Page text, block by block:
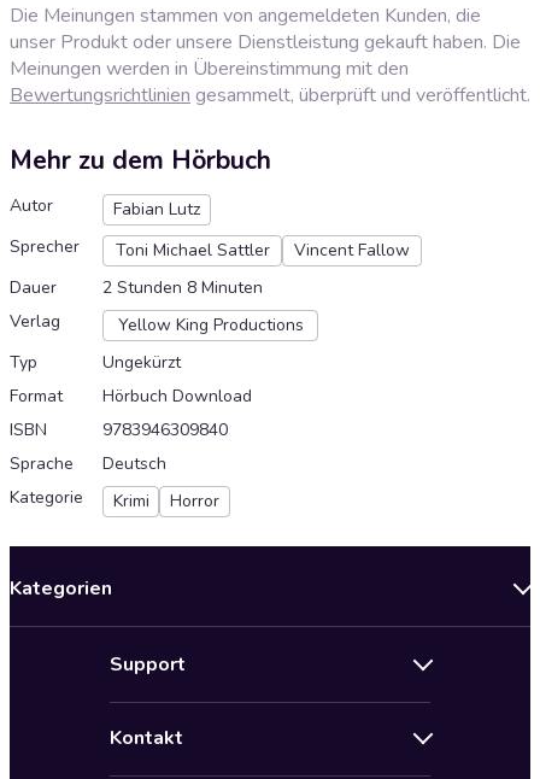
Die Meinungen stammen von angemeldeten Kunden, die
unser Produkt oder unsere Dienstleistung gekauft haben. Die
Meinungen werden in Übereinstimmung mit den
Bewertungsrichtlinien gesammelt, überprüft und veröffentlicht.
Mehr zu dem Hörbuch
Autor
Fabian Lutz
Sprecher
Toni Michael Sattler
Vincent Fallow
Dauer
2 Stunden 8 Minuten
Verlag
Yellow King Productions
Typ
Ungekürzt
Format
Hörbuch Download
ISBN
9783946309840
Sprache
Deutsch
Kategorie
Krimi Horror
Kategorien
Support
Kontakt